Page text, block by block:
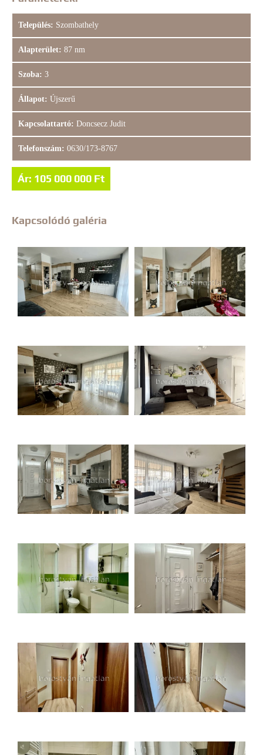
Ár: 105 000 000 Ft
Település: Szombathely
Alapterület: 87 nm
Szoba: 3
Állapot: Újszerű
Kapcsolattartó: Doncsecz Judit
Telefonszám: 0630/173-8767
Kapcsolódó galéria